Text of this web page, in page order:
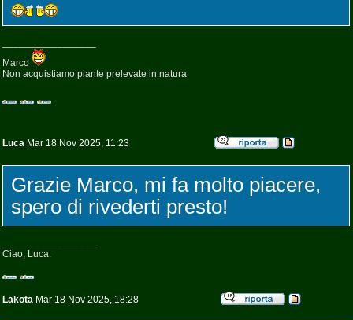
Marco
Non acquistiamo piante prelevate in natura
Luca Mar 18 Nov 2025, 11:23
Grazie Marco, mi fa molto piacere,
spero di rivederti presto!
Ciao, Luca.
Lakota Mar 18 Nov 2025, 18:28